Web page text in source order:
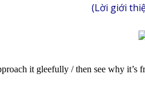
(Lời giới
it gleefully / then see why it’s